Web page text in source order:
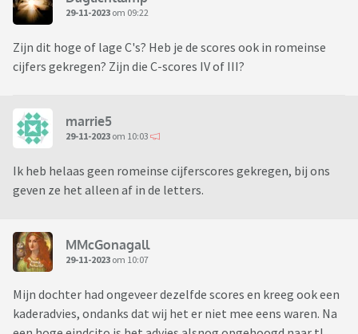
29-11-2023 om 09:22
Zijn dit hoge of lage C's? Heb je de scores ook in romeinse
cijfers gekregen? Zijn die C-scores IV of III?
marrie5
29-11-2023 om 10:03
Ik heb helaas geen romeinse cijferscores gekregen, bij ons
geven ze het alleen af in de letters.
MMcGonagall
29-11-2023 om 10:07
Mijn dochter had ongeveer dezelfde scores en kreeg ook een
kaderadvies, ondanks dat wij het er niet mee eens waren. Na